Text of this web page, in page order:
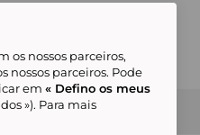
os nossos parceiros,
nossos parceiros. Pode
em « Defino os meus
»). Para mais